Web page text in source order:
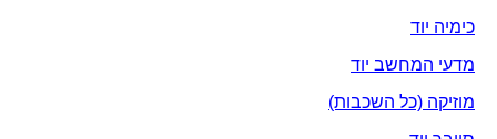
כימיה יוד
מדעי המחשב יוד
מוזיקה (כל השכבות)